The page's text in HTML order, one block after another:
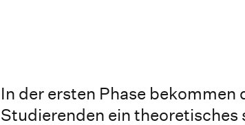
In der ersten Phase bekommen
Studierenden ein theoretisches